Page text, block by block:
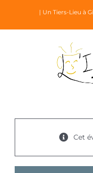
contenu
| Un Tiers-Lieu à
Cet